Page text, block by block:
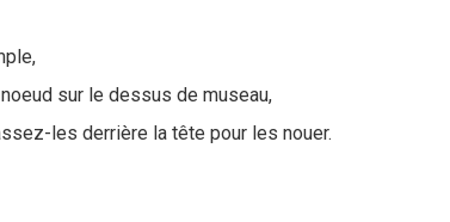
sur le dessus de museau,
les derrière la tête pour les nouer.